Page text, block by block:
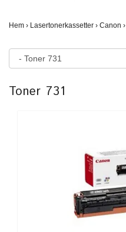
Hem › Lasertonerkassetter › Canon ›
Toner 731